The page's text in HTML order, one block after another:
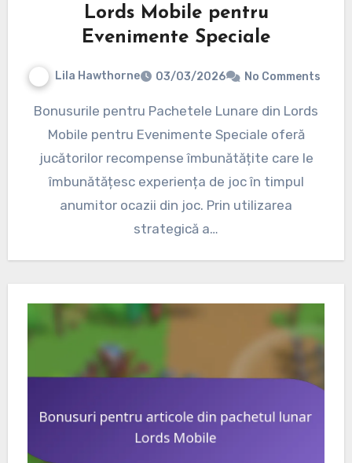
Lords Mobile pentru
Evenimente Speciale
Lila Hawthorne 03/03/2026 No Comments
Bonusurile pentru Pachetele Lunare din Lords
Mobile pentru Evenimente Speciale oferă
jucătorilor recompense îmbunătățite care le
îmbunătățesc experiența de joc în timpul
anumitor ocazii din joc. Prin utilizarea
strategică a…